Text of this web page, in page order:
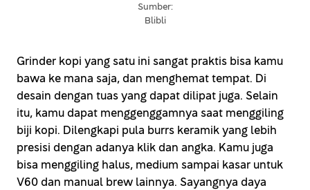
Sumber:
Blibli
Grinder kopi yang satu ini sangat praktis bisa kamu
bawa ke mana saja, dan menghemat tempat. Di
desain dengan tuas yang dapat dilipat juga. Selain
itu, kamu dapat menggenggamnya saat menggiling
biji kopi. Dilengkapi pula burrs keramik yang lebih
presisi dengan adanya klik dan angka. Kamu juga
bisa menggiling halus, medium sampai kasar untuk
V60 dan manual brew lainnya. Sayangnya daya